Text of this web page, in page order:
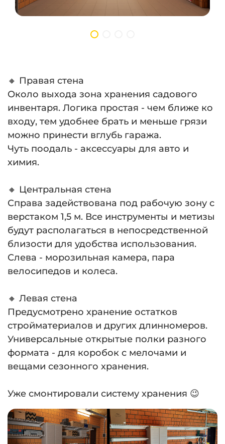
🔸 Правая стена
Около выхода зона хранения садового
инвентаря. Логика простая - чем ближе ко
входу, тем удобнее брать и меньше грязи
можно принести вглубь гаража.
Чуть поодаль - аксессуары для авто и
химия.
🔸 Центральная стена
Справа задействована под рабочую зону с
верстаком 1,5 м. Все инструменты и метизы
будут располагаться в непосредственной
близости для удобства использования.
Слева - морозильная камера, пара
велосипедов и колеса.
🔸 Левая стена
Предусмотрено хранение остатков
стройматериалов и других длинномеров.
Универсальные открытые полки разного
формата - для коробок с мелочами и
вещами сезонного хранения.
Уже смонтировали систему хранения 😉